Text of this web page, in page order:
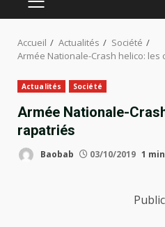
MENU
PRINCIPAL
Accueil Actualités
Société
Armée Nationale-Crash helico: les
Actualités Société
Armée Nationale-
rapatriés
Baobab 03/10/2019 1